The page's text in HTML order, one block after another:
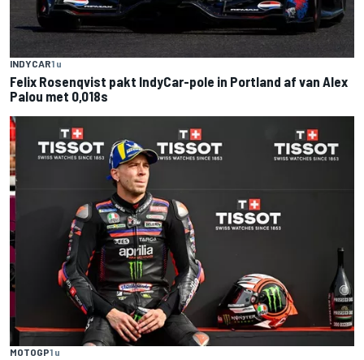
INDYCAR1 u
Felix Rosenqvist pakt IndyCar-pole in Portland af van Alex
Palou met 0,018s
MOTOGP1 u